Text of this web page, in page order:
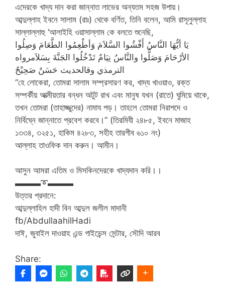
এদেরকে খাদ্য দান করা জান্নাত লাভের অন্যতম সহজ উপায়।
আব্দুল্লাহ ইবনে সালাম (রাঃ) থেকে বর্ণিত, তিনি বলেন, আমি রাসূলুল্লাহ
সাল্লাল্লাহু ‘আলাইহি ওয়াসাল্লাম কে বলতে শুনেছি,
يَا أيُّهَا النَّاسُ أَفْشُوا السَّلاَمَ وَأطْعِمُوا الطَّعَامَ وَصِلُوا
الأرْحَامَ وَصَلُّوا والنَّاسُ نِيَامٌ تَدْخُلُوا الجَنَّةَ بِسَلاَمرواه
الترمذي وقالحديث حَسَنٌ صَحِيْحٌ
“হে লোকেরা, তোমরা সালাম সম্প্রসারণ কর, খাদ্য খাওয়াও, রক্ত
সম্পর্কীয় আত্মীয়তার বন্ধন অটুট রাখ এবং মানুষ যখন (রাতে) ঘুমিয়ে থাকে,
তখন তোমরা (তাহাজ্জুদের) নামায পড়। তাহলে তোমরা নিরাপদে ও
নির্বিঘ্নে জান্নাতে প্রবেশ করবে।” (তিরমিযী ২৪৮৫, ইবনে মাজাহ
১৩৩৪, ৩২৫১, হাকিম ৪২৮৩, সহীহ তারগীব ৬১০ নং)
আল্লাহ তাওফিক দান করুন। আমীন।
আসুন আমরা এতিম ও মিসকিনদেরকে খাদ্যদান করি।।
▬▬▬➰▬▬▬
উত্তর প্রদানে:
আব্দুল্লাহিল হাদী বিন আব্দুল জলীল মাদানী
fb/AbdullaahilHadi
দাঈ, জুবাইল দাওয়াহ এন্ড গাইডেন্স সেন্টার, সৌদি আরব
Share: